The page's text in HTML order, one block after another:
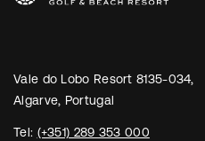
Vale do Lobo Resort 8135-034,
Algarve, Portugal
Tel: (+351) 289 353 000